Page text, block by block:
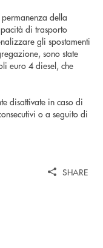
della
di trasporto
gli spostamenti
sono state
euro 4 diesel, che
disattivate in caso di
o a seguito di
SHARE